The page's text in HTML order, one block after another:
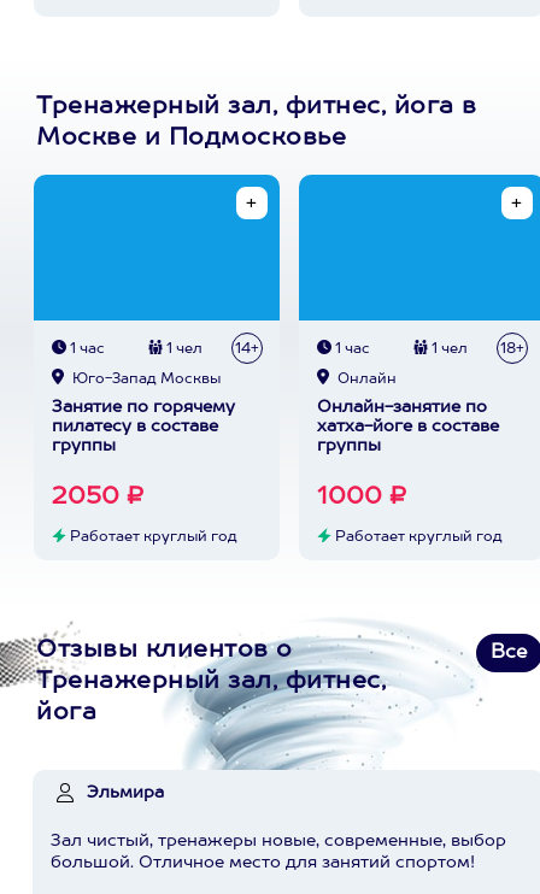
Тренажерный зал, фитнес, йога в
Москве и Подмосковье
1 час 1 чел 14+
Юго-Запад Москвы
Занятие по горячему
пилатесу в составе
группы
2050 ₽
Работает круглый год
1 час 1 чел 18+
Онлайн
Онлайн-занятие по
хатха-йоге в составе
группы
1000 ₽
Работает круглый год
Отзывы клиентов о
Тренажерный зал, фитнес,
йога
Все
Эльмира
Зал чистый, тренажеры новые, современные, выбор
большой. Отличное место для занятий спортом!